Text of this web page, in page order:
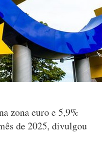
zona euro e 5,9%
de 2025, divulgou